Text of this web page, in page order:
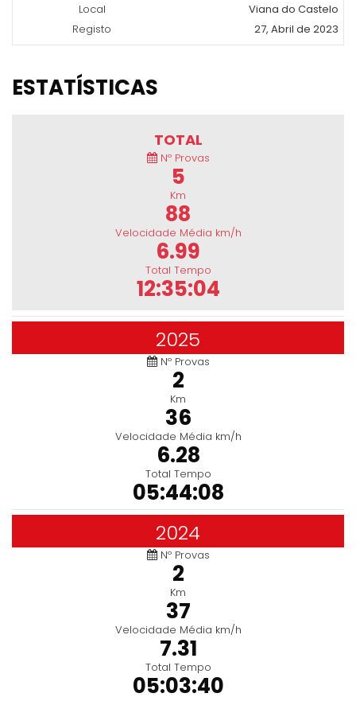
Local
Viana do Castelo
Registo
27, Abril de 2023
ESTATÍSTICAS
TOTAL
Nº Provas
5
Km
88
Velocidade Média km/h
6.99
Total Tempo
12:35:04
2025
Nº Provas
2
Km
36
Velocidade Média km/h
6.28
Total Tempo
05:44:08
2024
Nº Provas
2
Km
37
Velocidade Média km/h
7.31
Total Tempo
05:03:40